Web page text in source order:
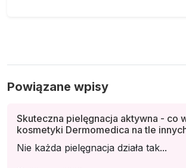
Powiązane wpisy
Skuteczna pielęgnacja aktywna - co
kosmetyki Dermomedica na tle
Nie każda pielęgnacja działa tak...